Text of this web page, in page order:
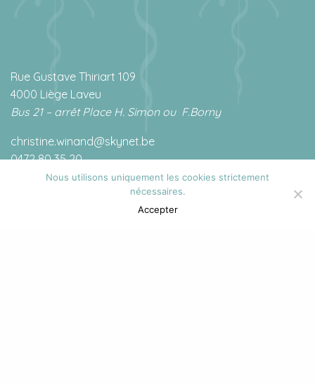
Rue Gustave Thiriart 109
4000 Liège Laveu
Bus 21 – arrêt Place H. Simon ou F.Borny
christine.winand@skynet.be
0472 80 35 20
Nous utilisons uniquement les cookies strictement
nécessaires.
Accepter